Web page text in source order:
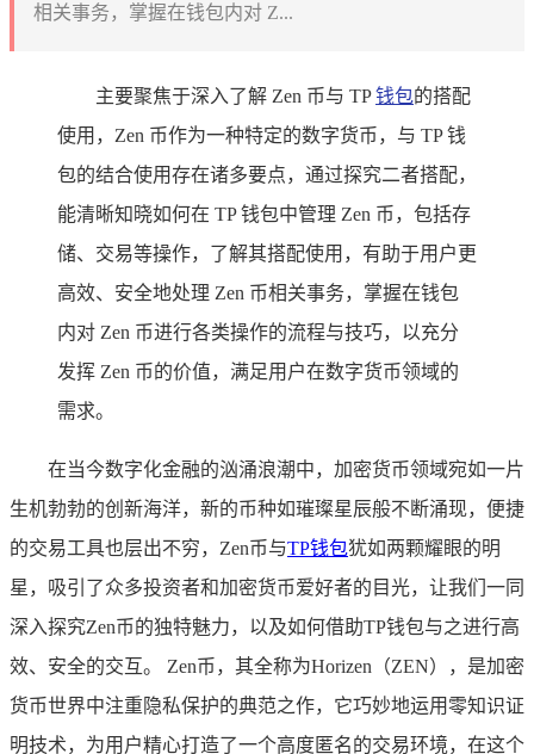
相关事务，掌握在钱包内对 Z...
主要聚焦于深入了解 Zen 币与 TP钱包的搭配
使用，Zen 币作为一种特定的数字货币，与 TP 钱
包的结合使用存在诸多要点，通过探究二者搭配，
能清晰知晓如何在 TP 钱包中管理 Zen 币，包括存
储、交易等操作，了解其搭配使用，有助于用户更
高效、安全地处理 Zen 币相关事务，掌握在钱包
内对 Zen 币进行各类操作的流程与技巧，以充分
发挥 Zen 币的价值，满足用户在数字货币领域的
需求。
在当今数字化金融的汹涌浪潮中，加密货币领域宛如一片
生机勃勃的创新海洋，新的币种如璀璨星辰般不断涌现，便捷
的交易工具也层出不穷，Zen币与TP钱包犹如两颗耀眼的明
星，吸引了众多投资者和加密货币爱好者的目光，让我们一同
深入探究Zen币的独特魅力，以及如何借助TP钱包与之进行高
效、安全的交互。 Zen币，其全称为Horizen（ZEN），是加密
货币世界中注重隐私保护的典范之作，它巧妙地运用零知识证
明技术，为用户精心打造了一个高度匿名的交易环境，在这个